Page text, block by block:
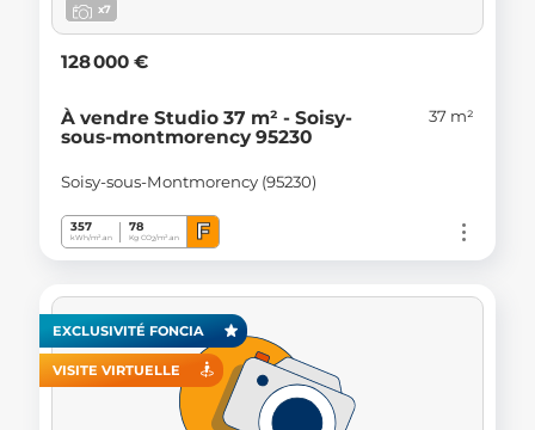
x7
128 000 €
À vendre Studio 37 m² - Soisy-
sous-montmorency 95230
37 m²
Soisy-sous-Montmorency (95230)
357
kWh/m².an
78
Kg CO2/m².an F
EXCLUSIVITÉ FONCIA
VISITE VIRTUELLE